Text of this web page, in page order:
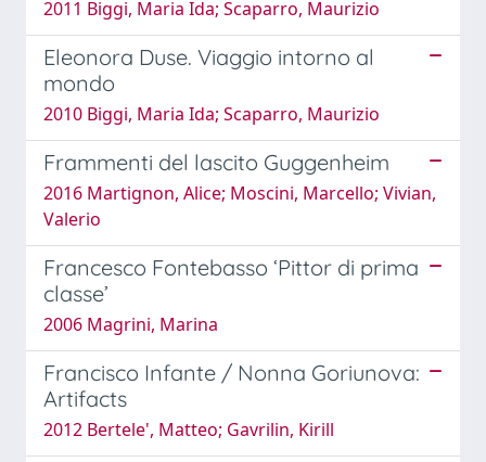
2011 Biggi, Maria Ida; Scaparro, Maurizio
Eleonora Duse. Viaggio intorno al
mondo
2010 Biggi, Maria Ida; Scaparro, Maurizio
Frammenti del lascito Guggenheim
2016 Martignon, Alice; Moscini, Marcello; Vivian,
Valerio
Francesco Fontebasso ‘Pittor di prima
classe’
2006 Magrini, Marina
Francisco Infante / Nonna Goriunova:
Artifacts
2012 Bertele', Matteo; Gavrilin, Kirill